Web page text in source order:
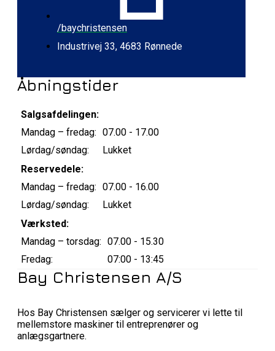
/baychristensen
Industrivej 33, 4683 Rønnede
Åbningstider
Salgsafdelingen:
Mandag – fredag: 07.00 - 17.00
Lørdag/søndag:
Lukket
Reservedele:
Mandag – fredag: 07.00 - 16.00
Lørdag/søndag:
Lukket
Værksted:
Mandag – torsdag: 07.00 - 15.30
Fredag:
07:00 - 13:45
Bay Christensen A/S
Hos Bay Christensen sælger og servicerer vi lette til
mellemstore maskiner til entreprenører og
anlægsgartnere.